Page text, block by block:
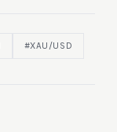
#XAU/USD